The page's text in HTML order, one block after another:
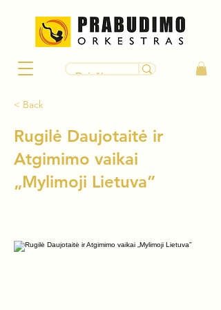
< Back
Rugilė Daujotaitė ir
Atgimimo vaikai
„Mylimoji Lietuva”